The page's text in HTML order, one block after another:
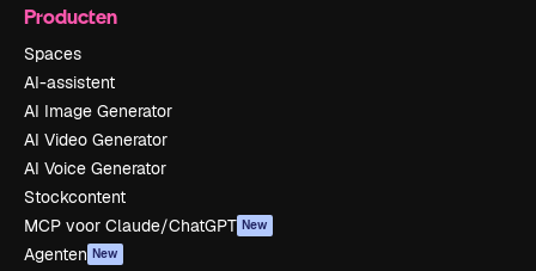
Producten
Spaces
AI-assistent
AI Image Generator
AI Video Generator
AI Voice Generator
Stockcontent
MCP voor Claude/ChatGPT New
Agenten New